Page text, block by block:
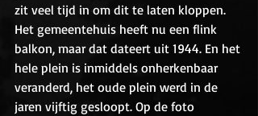
zit veel tijd in om dit te laten kloppen.
Het gemeentehuis heeft nu een flink
balkon, maar dat dateert uit 1944. En het
hele plein is inmiddels onherkenbaar
veranderd, het oude plein werd in de
jaren vijftig gesloopt. Op de foto